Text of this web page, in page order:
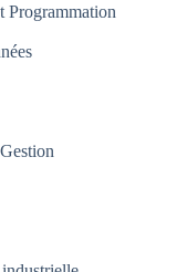
Programmation